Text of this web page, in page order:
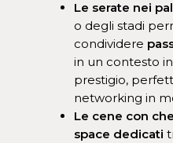
Le serate nei
o degli stadi
condividere
in un contesto
prestigio,
networking in
Le cene con
space dedicati